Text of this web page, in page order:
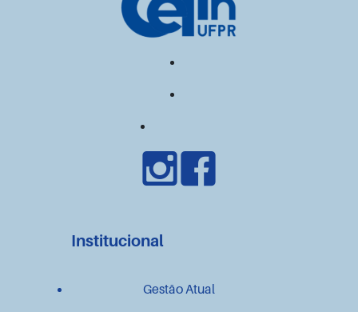
Institucional
Gestão Atual